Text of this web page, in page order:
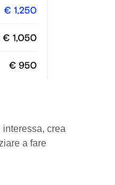
crea
a fare